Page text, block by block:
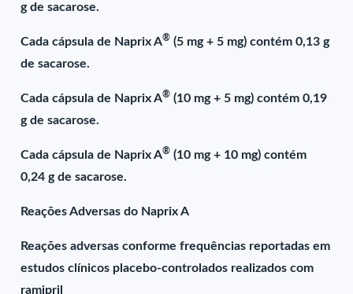
g de sacarose.
Cada cápsula de Naprix A® (5 mg + 5 mg) contém 0,13 g
de sacarose.
Cada cápsula de Naprix A® (10 mg + 5 mg) contém 0,19
g de sacarose.
Cada cápsula de Naprix A® (10 mg + 10 mg) contém
0,24 g de sacarose.
Reações Adversas do Naprix A
Reações adversas conforme frequências reportadas em
estudos clínicos placebo-controlados realizados com
ramipril